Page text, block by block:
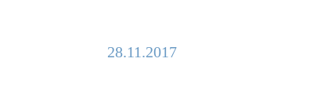
28.11.2017